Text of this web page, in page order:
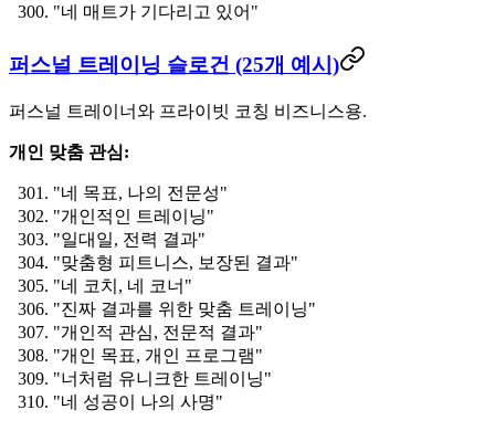
"네 매트가 기다리고 있어"
퍼스널 트레이닝 슬로건 (25개 예시)
퍼스널 트레이너와 프라이빗 코칭 비즈니스용.
개인 맞춤 관심:
"네 목표, 나의 전문성"
"개인적인 트레이닝"
"일대일, 전력 결과"
"맞춤형 피트니스, 보장된 결과"
"네 코치, 네 코너"
"진짜 결과를 위한 맞춤 트레이닝"
"개인적 관심, 전문적 결과"
"개인 목표, 개인 프로그램"
"너처럼 유니크한 트레이닝"
"네 성공이 나의 사명"